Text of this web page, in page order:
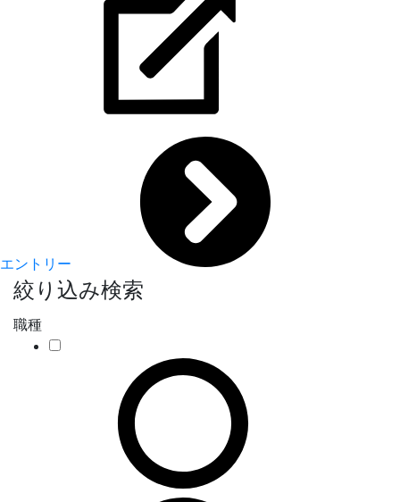
エントリー
絞り込み検索
職種